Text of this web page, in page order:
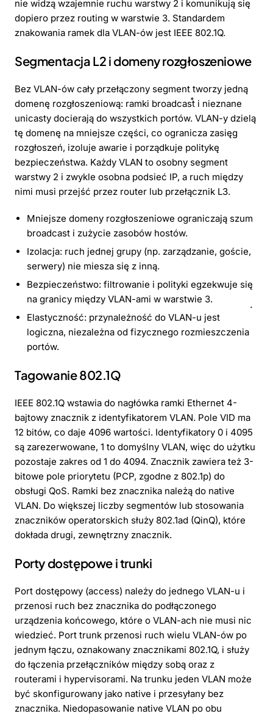
nie widzą wzajemnie ruchu warstwy 2 i komunikują się
dopiero przez routing w warstwie 3. Standardem
znakowania ramek dla VLAN-ów jest IEEE 802.1Q.
Segmentacja L2 i domeny rozgłoszeniowe
Bez VLAN-ów cały przełączony segment tworzy jedną
domenę rozgłoszeniową: ramki broadcast i nieznane
unicasty docierają do wszystkich portów. VLAN-y dzielą
tę domenę na mniejsze części, co ogranicza zasięg
rozgłoszeń, izoluje awarie i porządkuje politykę
bezpieczeństwa. Każdy VLAN to osobny segment
warstwy 2 i zwykle osobna podsieć IP, a ruch między
nimi musi przejść przez router lub przełącznik L3.
Mniejsze domeny rozgłoszeniowe ograniczają szum
broadcast i zużycie zasobów hostów.
Izolacja: ruch jednej grupy (np. zarządzanie, goście,
serwery) nie miesza się z inną.
Bezpieczeństwo: filtrowanie i polityki egzekwuje się
na granicy między VLAN-ami w warstwie 3.
Elastyczność: przynależność do VLAN-u jest
logiczna, niezależna od fizycznego rozmieszczenia
portów.
Tagowanie 802.1Q
IEEE 802.1Q wstawia do nagłówka ramki Ethernet 4-
bajtowy znacznik z identyfikatorem VLAN. Pole VID ma
12 bitów, co daje 4096 wartości. Identyfikatory 0 i 4095
są zarezerwowane, 1 to domyślny VLAN, więc do użytku
pozostaje zakres od 1 do 4094. Znacznik zawiera też 3-
bitowe pole priorytetu (PCP, zgodne z 802.1p) do
obsługi QoS. Ramki bez znacznika należą do native
VLAN. Do większej liczby segmentów lub stosowania
znaczników operatorskich służy 802.1ad (QinQ), które
dokłada drugi, zewnętrzny znacznik.
Porty dostępowe i trunki
Port dostępowy (access) należy do jednego VLAN-u i
przenosi ruch bez znacznika do podłączonego
urządzenia końcowego, które o VLAN-ach nie musi nic
wiedzieć. Port trunk przenosi ruch wielu VLAN-ów po
jednym łączu, oznakowany znacznikami 802.1Q, i służy
do łączenia przełączników między sobą oraz z
routerami i hypervisorami. Na trunku jeden VLAN może
być skonfigurowany jako native i przesyłany bez
znacznika. Niedopasowanie native VLAN po obu